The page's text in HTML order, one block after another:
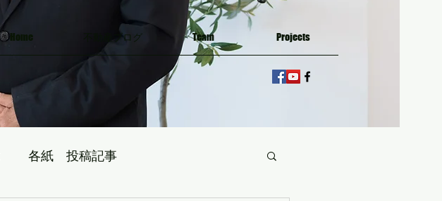
Home 不動産ブログ Team Projects
各紙 投稿記事